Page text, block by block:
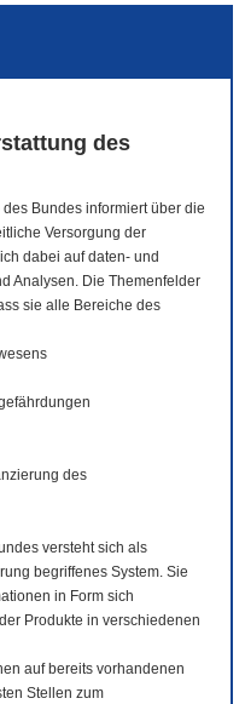
des
des Bundes informiert über die
Versorgung der
dabei auf daten- und
Analysen. Die Themenfelder
sie alle Bereiche des
des
versteht sich als
begriffenes System. Sie
in Form sich
Produkte in verschiedenen
auf bereits vorhandenen
Stellen zum